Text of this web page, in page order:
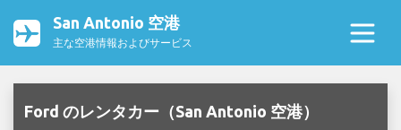
San Antonio 空港
主な空港情報およびサービス
Ford のレンタカー（San Antonio 空港）